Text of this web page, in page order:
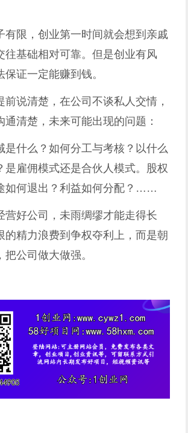
有限，创业第一时间就会想到亲戚
往基础相对可靠。但是创业有风
证一定能赚到钱。
前说清楚，在公司不谈私人交情，
通清楚，未来可能出现的问题：
是什么？如何分工与考核？以什么
是雇佣模式还是合伙人模式。股权
如何退出？利益如何分配？……
营好公司，未雨绸缪才能走得长
的精力浪费到争权夺利上，而是朝
公司做大做强。